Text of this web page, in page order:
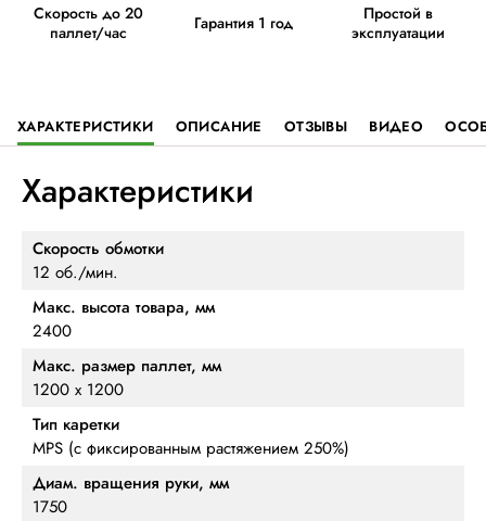
Скорость до 20
паллет/час
Гарантия 1 год
Простой в
эксплуатации
ХАРАКТЕРИСТИКИ ОПИСАНИЕ ОТЗЫВЫ ВИДЕО
Характеристики
Скорость обмотки
12 об./мин.
Макс. высота товара, мм
2400
Макс. размер паллет, мм
1200 х 1200
Тип каретки
MPS (с фиксированным растяжением 250%)
Диам. вращения руки, мм
1750